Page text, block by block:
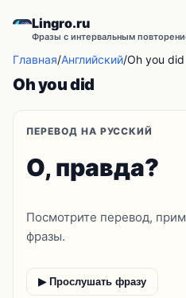
Lingro.ru
Фразы с интервальным
Главная/Английский/Oh you did
Oh you did
ПЕРЕВОД НА РУССКИЙ
О, правда?
Посмотрите перевод,
фразы.
▶ Прослушать фразу